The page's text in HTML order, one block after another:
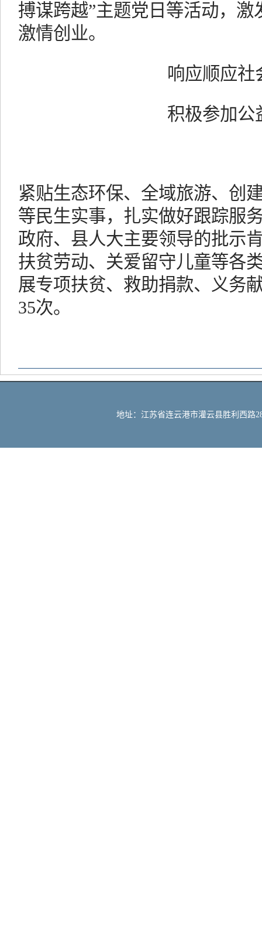
搏谋跨越”主题党日等活动，
激情创业。
响应顺应社
积极参加公
紧贴生态环保、全域旅游、创
等民生实事，扎实做好跟踪服
政府、县人大主要领导的批示
扶贫劳动、关爱留守儿童等各
展专项扶贫、救助捐款、义务
35次。
地址：江苏省连云港市灌云县胜利西